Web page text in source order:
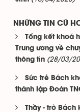
NHỮNG TIN CŨ
Tổng kết khoá
Trung ương về
thông tin (28/03/
Sức trẻ Bách
thành lập Đoàn
Thầy - trò Bách